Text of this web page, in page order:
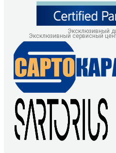
Эксклюзивный
Эксклюзивный сервисный